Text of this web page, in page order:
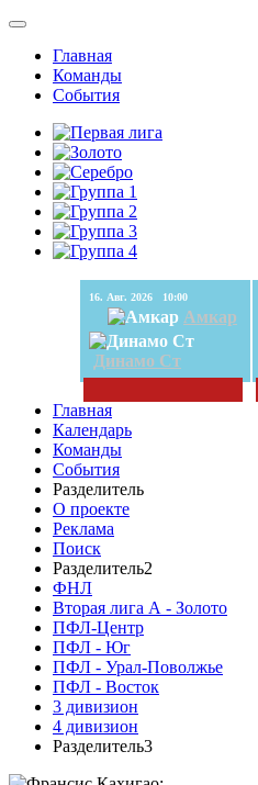
Главная
Команды
События
16. Авг. 2026 10:00
Амкар
Динамо Ст
Главная
Календарь
Команды
События
Разделитель
О проекте
Реклама
Поиск
Разделитель2
ФНЛ
Вторая лига А - Золото
ПФЛ-Центр
ПФЛ - Юг
ПФЛ - Урал-Поволжье
ПФЛ - Восток
3 дивизион
4 дивизион
Разделитель3